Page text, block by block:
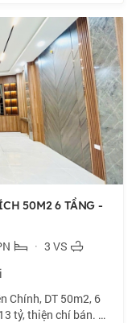
50M2 6 TẦNG -
· 3 VS
Chính, DT 50m2, 6
tỷ, thiện chí bán. 📍